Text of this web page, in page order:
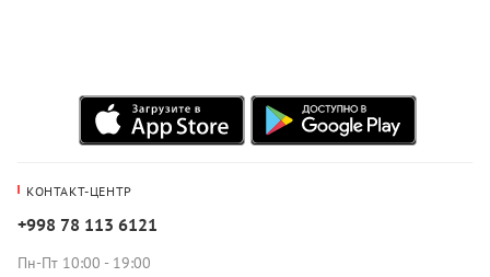
КОНТАКТ-ЦЕНТР
+998 78 113 6121
Пн-Пт 10:00 - 19:00